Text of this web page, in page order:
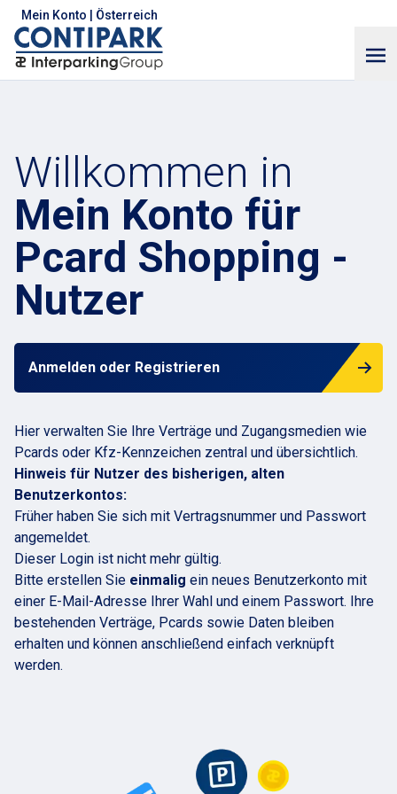
Mein Konto | Österreich
Mein Konto für
Pcard Shopping -
Nutzer
Anmelden oder Registrieren
Hier verwalten Sie Ihre Verträge und Zugangsmedien wie
Pcards oder Kfz-Kennzeichen zentral und übersichtlich.
Hinweis für Nutzer des bisherigen, alten
Benutzerkontos:
Früher haben Sie sich mit Vertragsnummer und Passwort
angemeldet.
Dieser Login ist nicht mehr gültig.
Bitte erstellen Sie einmalig ein neues Benutzerkonto mit
einer E-Mail-Adresse Ihrer Wahl und einem Passwort. Ihre
bestehenden Verträge, Pcards sowie Daten bleiben
erhalten und können anschließend einfach verknüpft
werden.